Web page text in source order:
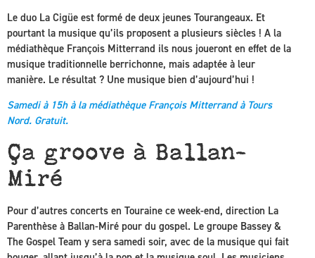
Le duo La Cigüe est formé de deux jeunes Tourangeaux. Et
pourtant la musique qu’ils proposent a plusieurs siècles ! A la
médiathèque François Mitterrand ils nous joueront en effet de la
musique traditionnelle berrichonne, mais adaptée à leur
manière. Le résultat ? Une musique bien d’aujourd’hui !
Samedi à 15h à la médiathèque François Mitterrand à Tours
Nord. Gratuit.
Ça groove à Ballan-
Miré
Pour d’autres concerts en Touraine ce week-end, direction La
Parenthèse à Ballan-Miré pour du gospel. Le groupe Bassey &
The Gospel Team y sera samedi soir, avec de la musique qui fait